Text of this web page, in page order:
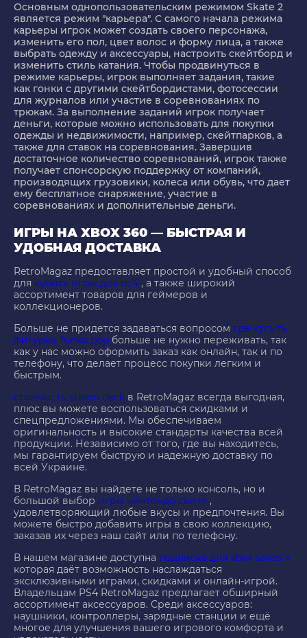
Основным однопользовательским режимом Skate 2
является режим "карьера". С самого начала режима
карьеры игрок может создать своего персонажа,
изменить его пол, цвет волос и форму лица, а также
выбрать одежду и аксессуары, настроить скейтборд и
изменить стиль катания. Чтобы продвинуться в
режиме карьеры, игрок выполняет задания, такие
как гонки с другими скейтбордистами, фотосессии
для журналов или участие в соревнованиях по
трюкам. За выполнение заданий игрок получает
деньги, которые можно использовать для покупки
одежды и недвижимости, например, скейтпарков, а
также для ставок на соревнования. Завершив
достаточное количество соревнований, игрок также
получает спонсорскую поддержку от компаний,
производящих грузовики, колеса или обувь, что дает
ему бесплатное снаряжение, участие в
соревнованиях и дополнительные деньги.
ИГРЫ НА XBOX 360 — БЫСТРАЯ И
УДОБНАЯ ДОСТАВКА
RetroMagaz предоставляет простой и удобный способ
для купить игры для пс4 , а также широкий
ассортимент товаров для геймеров и
коллекционеров.
Больше не придется задаваться вопросом где купить
фигурки funko pop больше не нужно переживать, так
как у нас можно оформить заказ как онлайн, так и по
телефону, что делает процесс покупки легким и
быстрым.
стоимость steam deck в RetroMagaz всегда выгодная,
плюс вы можете воспользоваться скидками и
спецпредложениями. Мы обеспечиваем
оригинальность и высокие стандарты качества всей
продукции. Независимо от того, где вы находитесь,
мы гарантируем быструю и надежную доставку по
всей Украине.
В RetroMagaz вы найдете не только консоль, но и
большой выбор игры нинтендо свитч ,
удовлетворяющий любые вкусы и предпочтения. Вы
можете быстро добавить игры в свою коллекцию,
заказав их через наш сайт или по телефону.
В нашем магазине доступна подписка для xbox series x
которая даёт возможность наслаждаться
эксклюзивными играми, скидками и онлайн-игрой.
Владельцам PS4 RetroMagaz предлагает обширный
ассортимент аксессуаров. Среди аксессуаров:
наушники, контроллеры, зарядные станции и ещё
многое для улучшения вашего игрового комфорта и